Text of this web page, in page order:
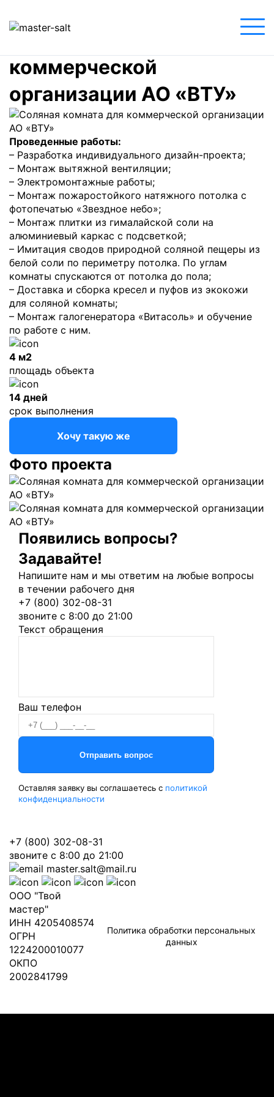
организации АО «ВТУ»
Соляная комната для
коммерческой
организации АО «ВТУ»
Проведенные работы:
– Разработка индивидуального дизайн-проекта;
– Монтаж вытяжной вентиляции;
– Электромонтажные работы;
– Монтаж пожаростойкого натяжного потолка с
фотопечатью «Звездное небо»;
– Монтаж плитки из гималайской соли на
алюминиевый каркас с подсветкой;
– Имитация сводов природной соляной пещеры из
белой соли по периметру потолка. По углам
комнаты спускаются от потолка до пола;
– Доставка и сборка кресел и пуфов из экокожи
для соляной комнаты;
– Монтаж галогенератора «Витасоль» и обучение
по работе с ним.
4 м2
площадь объекта
14 дней
срок выполнения
Хочу такую же
Фото проекта
Появились вопросы?
Задавайте!
Напишите нам и мы ответим на любые вопросы
в течении рабочего дня
+7 (800) 302-08-31
звоните с 8:00 до 21:00
Текст обращения
Ваш телефон
Оставляя заявку вы соглашаетесь с политикой
конфиденциальности
+7 (800) 302-08-31
звоните с 8:00 до 21:00
master.salt@mail.ru
ООО "Твой
мастер"
ИНН 4205408574
ОГРН
1224200010077
ОКПО
2002841799
Политика обработки персональных
данных